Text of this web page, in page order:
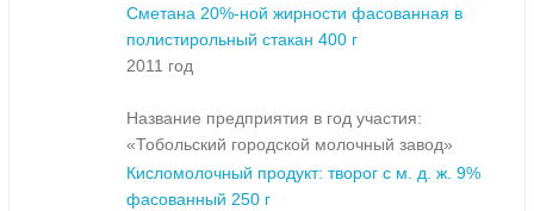
Сметана 20%-ной жирности фасованная в
полистирольный стакан 400 г
2011 год
Название предприятия в год участия:
«Тобольский городской молочный завод»
Кисломолочный продукт: творог с м. д. ж. 9%
фасованный 250 г